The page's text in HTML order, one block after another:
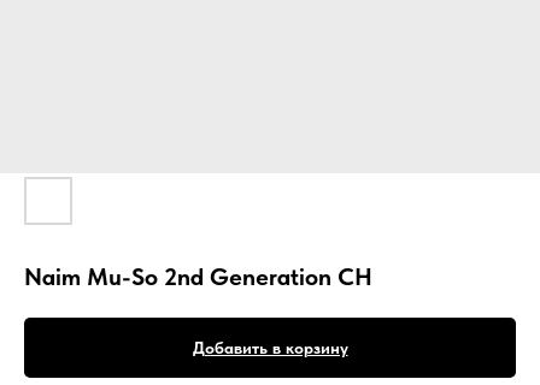
Naim Mu-So 2nd Generation CH
Добавить в корзину